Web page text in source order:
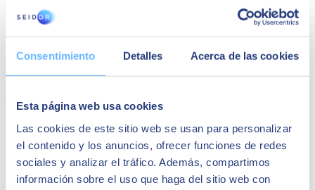
Consentimiento Detalles Acerca de las cookies
Esta página web usa cookies
Las cookies de este sitio web se usan para personalizar
el contenido y los anuncios, ofrecer funciones de redes
sociales y analizar el tráfico. Además, compartimos
información sobre el uso que haga del sitio web con
SEIDOR
SEIDOR
es una consultora tecnológica que ofrece un portafolio
integral de soluciones y servicios que cubren los ámbitos de
Inteligencia Artificial, Edge, Customer Experience, Employee
Conectividad y Ciberseguridad. Con una facturación de 894
millones de euros en el ejercicio 2023 y una plantilla formada por
más de 10.000 profesionales altamente cualificados, SEIDOR tiene
presencia directa en 45 países de Europa, América Latina, Estados
Unidos, Oriente Medio, África y Asia. La consultora es partner de
los principales líderes tecnológicos.